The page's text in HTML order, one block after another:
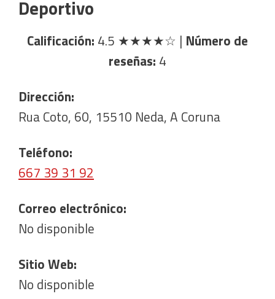
Deportivo
Calificación: 4.5 ★★★★☆ | Número de
reseñas: 4
Dirección:
Rua Coto, 60, 15510 Neda, A Coruna
Teléfono:
667 39 31 92
Correo electrónico:
No disponible
Sitio Web:
No disponible